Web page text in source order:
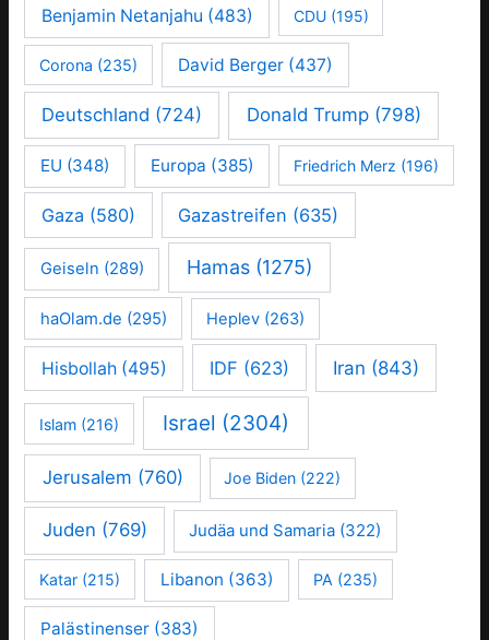
Benjamin Netanjahu (483) CDU(195)
Corona (235) David Berger (437)
Deutschland (724) Donald Trump(798)
EU (348) Europa (385) Friedrich Merz (196)
Gaza (580) Gazastreifen (635)
Geiseln (289) Hamas (1275)
haOlam.de (295) Heplev (263)
Hisbollah(495) IDF (623) Iran (843)
Islam (216) Israel (2304)
Jerusalem (760) Joe Biden (222)
Juden (769) Judäa und Samaria (322)
Katar (215) Libanon (363) PA (235)
Palästinenser (383)